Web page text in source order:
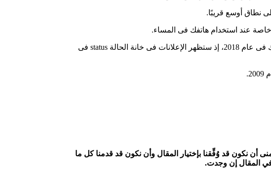
نطاق أوسع قريبًا.
وعند اختبار الوضع المظلم Dark Mode، ظهر للعديد من المستخدمين إعلانات داخل واتسآب، وهي الميزة التى أكدها فيس بوك فى عام 2018، إذ ستظهر الإعلانات فى خانة الحالة status فى
أن نكون قد وُفِّقنا بإختيار المقال وأن نكون قد قدمنا كل ما
في المقال إن وجدت.